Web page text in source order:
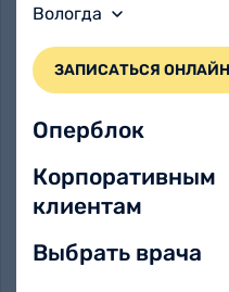
Вологда
ЗАПИСАТЬСЯ ОНЛАЙН
Оперблок
Корпоративным
клиентам
Выбрать врача